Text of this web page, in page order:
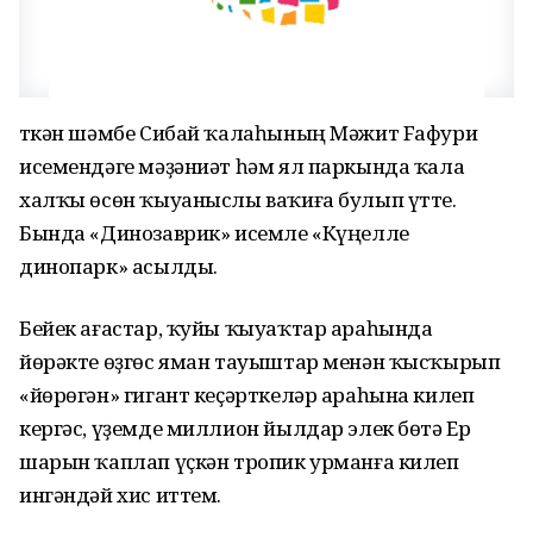
Үткән шәмбе Сибай ҡалаһының Мәжит Fафури
исемендәге мәҙәниәт һәм ял паркында ҡала
халҡы өсөн ҡыуаныслы ваҡиға булып үтте.
Бында «Динозаврик» исемле «Күңелле
динопарк» асылды.
Бейек ағастар, ҡуйы ҡыуаҡтар араһында
йөрәкте өҙгөс яман тауыштар менән ҡысҡырып
«йөрөгән» гигант кеҫәрткеләр араһына килеп
кергәс, үҙемде миллион йылдар элек бөтә Ер
шарын ҡаплап үҫкән тропик урманға килеп
ингәндәй хис иттем.